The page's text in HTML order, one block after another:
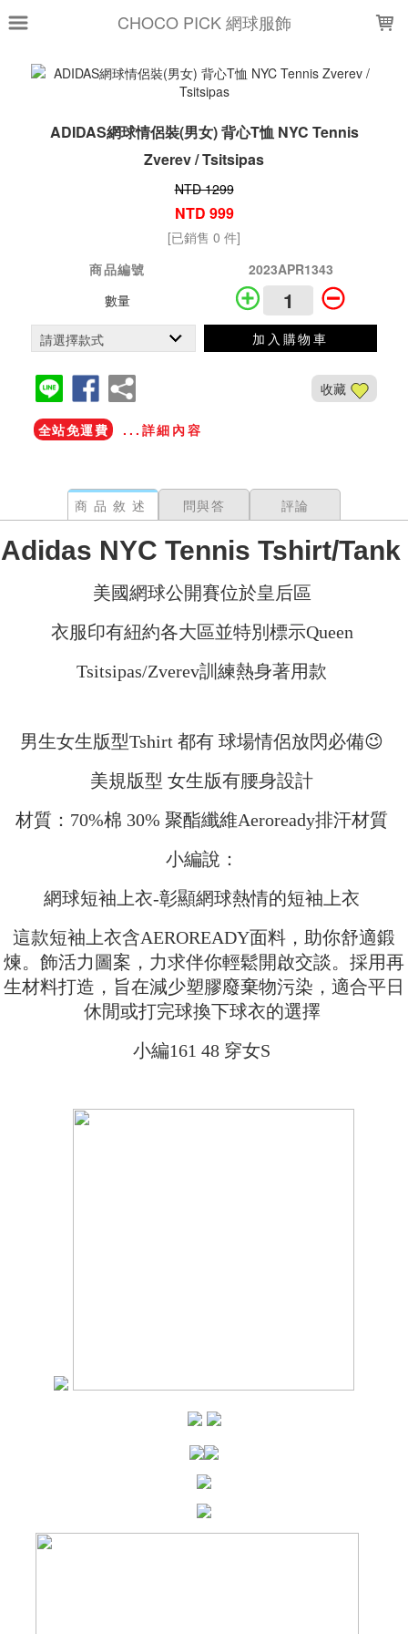
CHOCO PICK 網球服飾
ADIDAS網球情侶裝(男女) 背心T恤 NYC Tennis
Zverev / Tsitsipas
NTD 1299
NTD 999
[已銷售 0 件]
商品編號
2023APR1343
數量
加入購物車
收藏
全站免運費 ...詳細內容
商品敘述 問與答 評論